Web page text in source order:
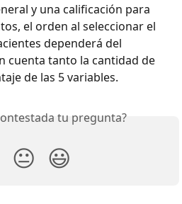
y una calificación para
el orden al seleccionar el
dependerá del
cuenta tanto la cantidad de
de las 5 variables.
tu pregunta?
😐 😃